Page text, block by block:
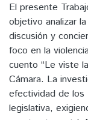
El presente
objetivo analizar
discusión y
foco en la
cuento “Le viste
Cámara. La
efectividad de los
legislativa,